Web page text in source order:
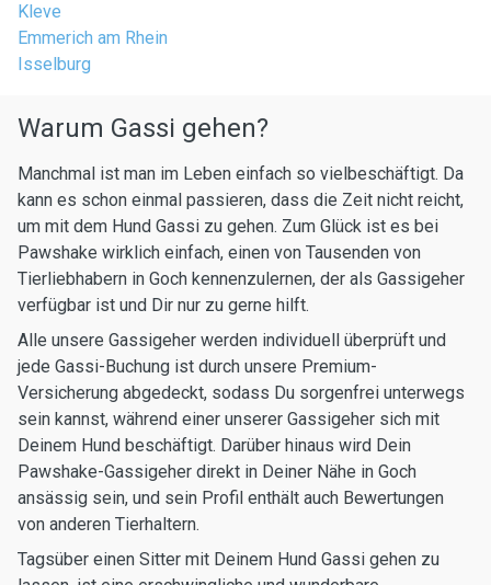
Kleve
Emmerich am Rhein
Isselburg
Warum Gassi gehen?
Manchmal ist man im Leben einfach so vielbeschäftigt. Da
kann es schon einmal passieren, dass die Zeit nicht reicht,
um mit dem Hund Gassi zu gehen. Zum Glück ist es bei
Pawshake wirklich einfach, einen von Tausenden von
Tierliebhabern in Goch kennenzulernen, der als Gassigeher
verfügbar ist und Dir nur zu gerne hilft.
Alle unsere Gassigeher werden individuell überprüft und
jede Gassi-Buchung ist durch unsere Premium-
Versicherung abgedeckt, sodass Du sorgenfrei unterwegs
sein kannst, während einer unserer Gassigeher sich mit
Deinem Hund beschäftigt. Darüber hinaus wird Dein
Pawshake-Gassigeher direkt in Deiner Nähe in Goch
ansässig sein, und sein Profil enthält auch Bewertungen
von anderen Tierhaltern.
Tagsüber einen Sitter mit Deinem Hund Gassi gehen zu